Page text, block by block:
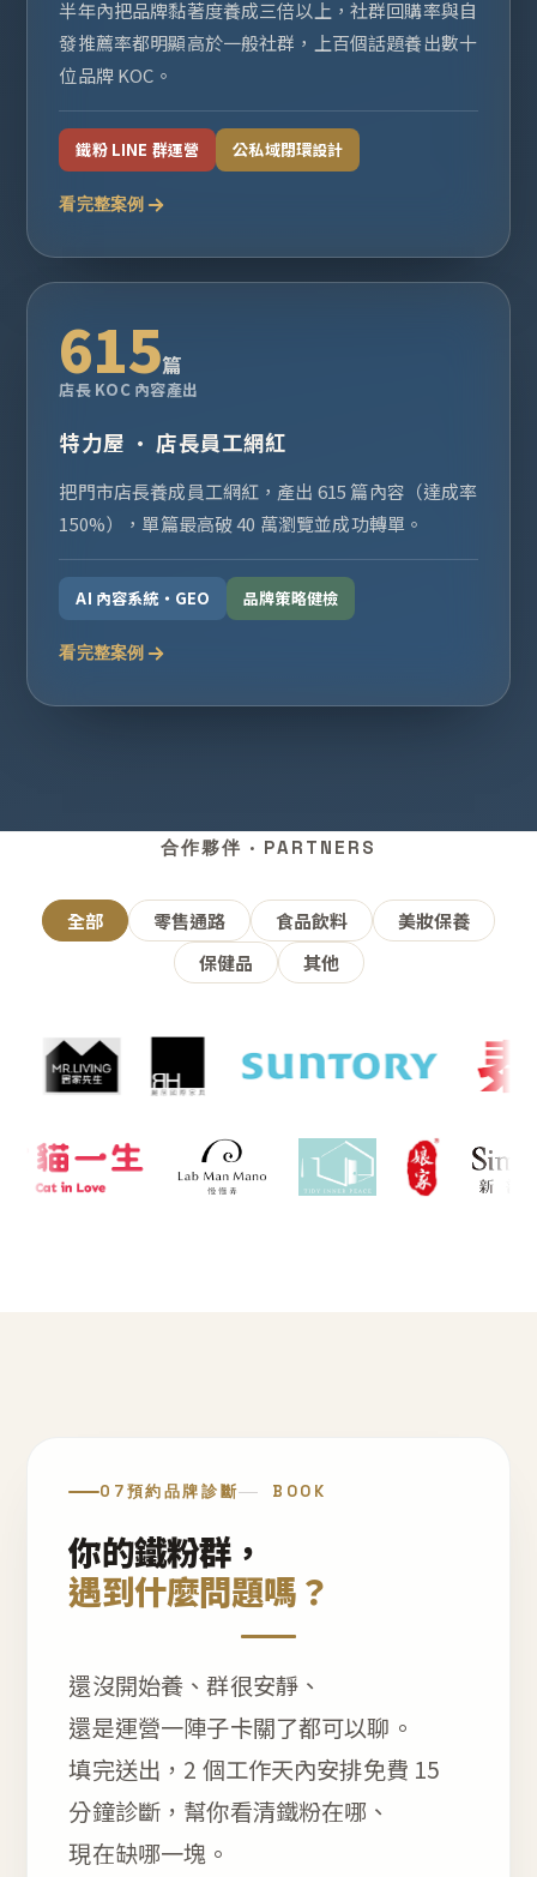
半年內把品牌黏著度養成三倍以上，社群回購率與自
發推薦率都明顯高於一般社群，上百個話題養出數十
位品牌 KOC。
鐵粉 LINE 群運營 公私域閉環設計
看完整案例
615篇
店長 KOC 內容產出
特力屋 · 店長員工網紅
把門市店長養成員工網紅，產出 615 篇內容（達成率
150%），單篇最高破 40 萬瀏覽並成功轉單。
AI 內容系統・GEO 品牌策略健檢
看完整案例
合作夥伴 · PARTNERS
全部 零售通路 食品飲料
美妝保養
保健品
其他
07預約品牌診斷 BOOK
你的鐵粉群，
遇到什麼問題嗎？
還沒開始養、群很安靜、
還是運營一陣子卡關了都可以聊。
填完送出，2 個工作天內安排免費 15
分鐘診斷，幫你看清鐵粉在哪、
現在缺哪一塊。